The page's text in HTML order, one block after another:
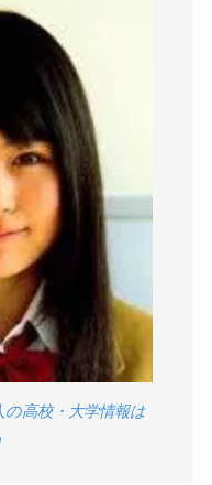
高校・大学情報は